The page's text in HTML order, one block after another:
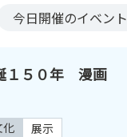
今日開催のイベント
１５０年 漫画
化 展示